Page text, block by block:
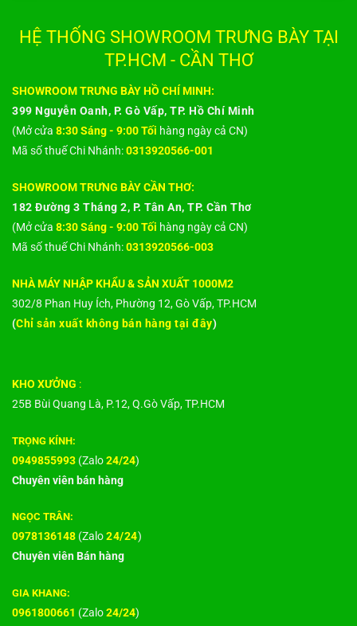
HỆ THỐNG SHOWROOM TRƯNG BÀY TẠI
TP.HCM - CẦN THƠ
SHOWROOM TRƯNG BÀY HỒ CHÍ MINH:
399 Nguyễn Oanh, P. Gò Vấp, TP. Hồ Chí Minh
(Mở cửa 8:30 Sáng - 9:00 Tối hàng ngày cả CN)
Mã số thuế Chi Nhánh:0313920566-001
SHOWROOM TRƯNG BÀY CẦN THƠ:
182 Đường 3 Tháng 2, P. Tân An, TP. Cần Thơ
(Mở cửa 8:30 Sáng - 9:00 Tối hàng ngày cả CN)
Mã số thuế Chi Nhánh:0313920566-003
NHÀ MÁY NHẬP KHẨU & SẢN XUẤT 1000M2
302/8 Phan Huy Ích, Phường 12, Gò Vấp, TP.HCM
(Chỉ sản xuất không bán hàng tại đây)
KHO XƯỞNG :
25B Bùi Quang Là, P.12, Q.Gò Vấp, TP.HCM
TRỌNG KÍNH:
0949855993 (Zalo24/24)
Chuyên viên bán hàng
NGỌC TRÂN:
0978136148 (Zalo24/24)
Chuyên viên Bán hàng
GIA KHANG:
0961800661 (Zalo24/24)